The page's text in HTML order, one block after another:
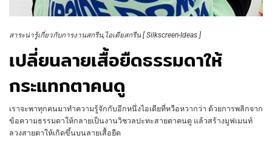
สาระน่ารู้เกี่ยวกับการงานสกรีน ไอเดียสกรีน [ Silkscreen-Ideas ]
เปลี่ยนลายเสื้อยืดธรรมดาให้
กระแทกตาคนดู
เราจะพาทุกคนมาทำความรู้จักกับอีกหนึ่งไอเดียที่หวือหวากว่า ด้วยการพลิกจาก
ข้อความธรรมดาให้กลายเป็นงานวิชวลปะทะสายตาคนดู แล้วสร้างมูฟเมนท์
ลวงสายตาให้เกิดขึ้นบนลายเสื้อยืด